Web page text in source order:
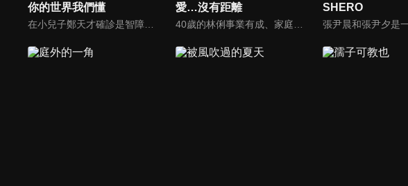
你的世界我們懂 愛…沒有距離 SHERO